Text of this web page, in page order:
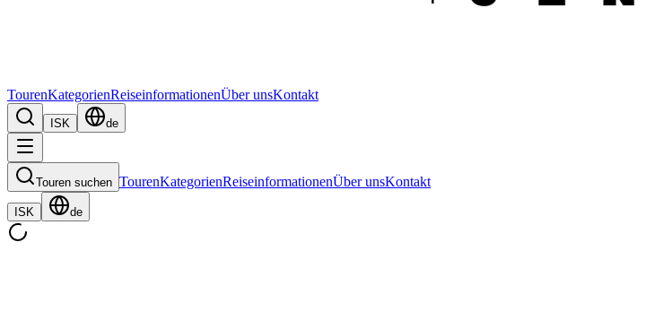
TourenKategorienReiseinformationenÜber unsKontakt
ISK de
Touren suchen TourenKategorienReiseinformationenÜber unsKontakt
ISK de